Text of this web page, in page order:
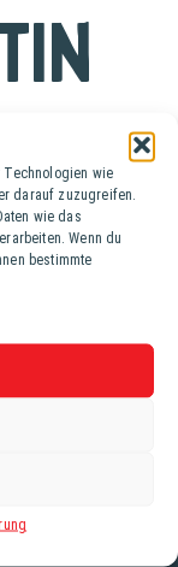
Technologien wie
darauf zuzugreifen.
wie das
Wenn du
bestimmte
aus
ein
Düfte und den
oder als